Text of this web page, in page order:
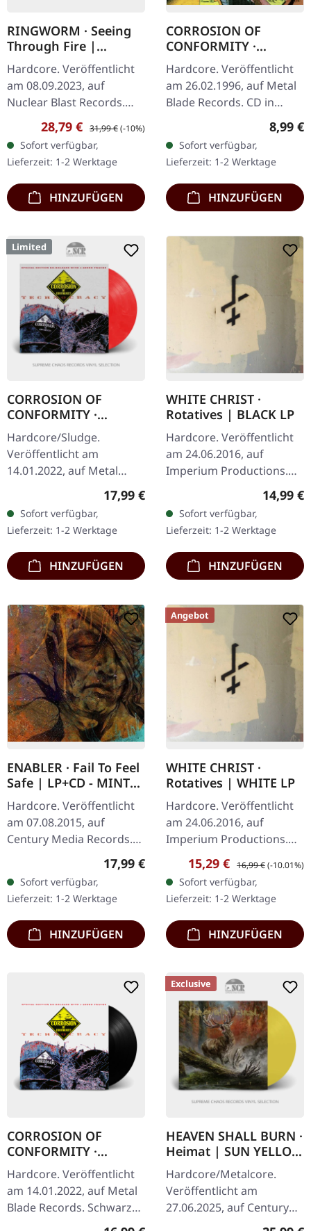
RINGWORM · Seeing
Through Fire |
RED/ORANGE/MAGENT
A SPLATTER LP
Hardcore. Veröffentlicht
am 08.09.2023, auf
Nuclear Blast Records.
Rot-orangefarbenes Vinyl
mit magenta & rotem
Splatter. Clevelands…
Verkaufspreis:
28,79 € Regulärer Preis:
31,99 €(-10%)
Sofort verfügbar,
Lieferzeit: 1-2 Werktage
HINZUFÜGEN
CORROSION OF
CONFORMITY ·
Animosity | CD
Hardcore. Veröffentlicht
am 26.02.1996, auf Metal
Blade Records. CD in
Jewelcase. Corrosion of
Conformity lieferten mit
"Animosity" etwas
absolut…
8,99 €
Sofort verfügbar,
Lieferzeit: 1-2 Werktage
HINZUFÜGEN
Limited
CORROSION OF
CONFORMITY ·
Technocracy
[RED/WHITE] | LP
Hardcore/Sludge.
Veröffentlicht am
14.01.2022, auf Metal
marmoriertes Vinyl mit 8-
seitigem Booklet,
Download-Code,…
Regulärer Preis:
17,99 €
Sofort verfügbar,
Lieferzeit: 1-2 Werktage
HINZUFÜGEN
WHITE CHRIST ·
Rotatives | BLACK LP
Hardcore. Veröffentlicht
am 24.06.2016, auf
Imperium Productions.
Das Debütalbum dieser
Hardcore-Punkband aus
San Antonio, Texas.…
14,99 €
Sofort verfügbar,
Lieferzeit: 1-2 Werktage
HINZUFÜGEN
ENABLER · Fail To Feel
Safe | LP+CD - MINT
LP
Hardcore. Veröffentlicht
am 07.08.2015, auf
Century Media Records.
Ltd. LP+CD in mint green
vinyl + poster Enabler
liefert mit "Fail To Feel
Safe"…
Regulärer Preis:
17,99 €
Sofort verfügbar,
Lieferzeit: 1-2 Werktage
HINZUFÜGEN
Angebot
WHITE CHRIST ·
Rotatives | WHITE LP
Hardcore. Veröffentlicht
am 24.06.2016, auf
Imperium Productions.
Das Debütalbum dieser
unerbittlichen US-
Hardcore-Punkband aus
San Antonio, Texas.…
Verkaufspreis:
15,29 € Regulärer Preis:
16,99 €(-10.01%)
Sofort verfügbar,
Lieferzeit: 1-2 Werktage
HINZUFÜGEN
CORROSION OF
CONFORMITY ·
Technocracy | BLACK
LP
Hardcore. Veröffentlicht
am 14.01.2022, auf Metal
Blade Records. Schwarzes
Vinyl mit 8-seitigem
Exclusive
HEAVEN SHALL BURN ·
Heimat | SUN YELLOW
LP
Hardcore/Metalcore.
Veröffentlicht am
27.06.2025, auf Century